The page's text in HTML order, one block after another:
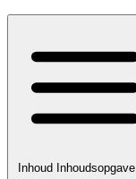
Inhoud Inhoudsopgave